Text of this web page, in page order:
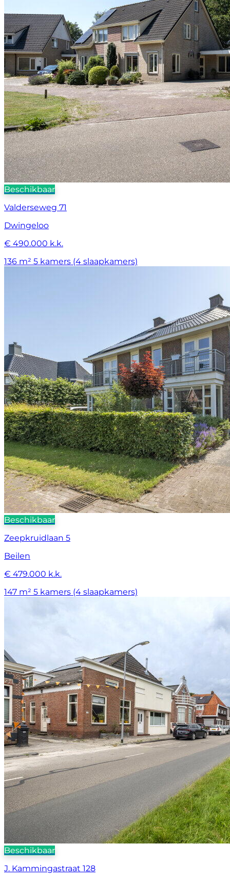
Beschikbaar
Valderseweg 71
Dwingeloo
€ 490.000 k.k.
136 m² 5 kamers (4 slaapkamers)
Beschikbaar
Zeepkruidlaan 5
Beilen
€ 479.000 k.k.
147 m² 5 kamers (4 slaapkamers)
Beschikbaar
J. Kammingastraat 128